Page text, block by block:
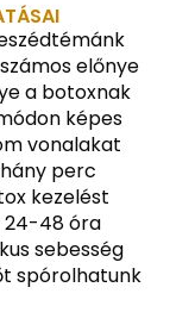
előnye
a botoxnak
képes
vonalakat
perc
kezelést
24-48 óra
sebesség
spórolhatunk